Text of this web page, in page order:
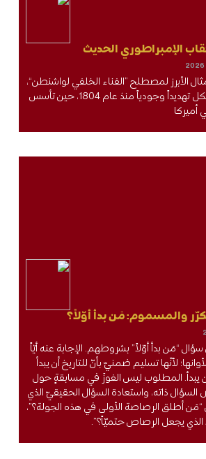
الإمبراطوري الحديث
الأبرز لمصطلح ”الفناء الخلفي لواشنطن“،
لأنها تاريخياً كانت تشكل تهديداً وجودياً منذ عام 1804، حين تأسس
والمسموم: مَن بدأ أوّلاً؟
“مَن بدأ أوّلاً” بشروطهم. الإجابة عنه أيّاً
لأنّها تسليم ضمنيّ بأنّ للتاريخ أن يبدأ
يبدأ. المطلوب ليس الفوزَ في مسابقةٍ حول
ذاته، واستعادة السؤال الحقيقيّ الذي
أطلق الرصاصة الأولى في هذه الجولة؟”،
يجعل الرصاص حتميّاً؟”.